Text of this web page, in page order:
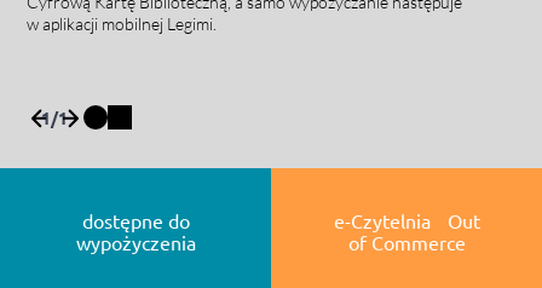
w aplikacji mobilnej Legimi.
1/1
dostępne do
wypożyczenia
e-Czytelnia Out
of Commerce